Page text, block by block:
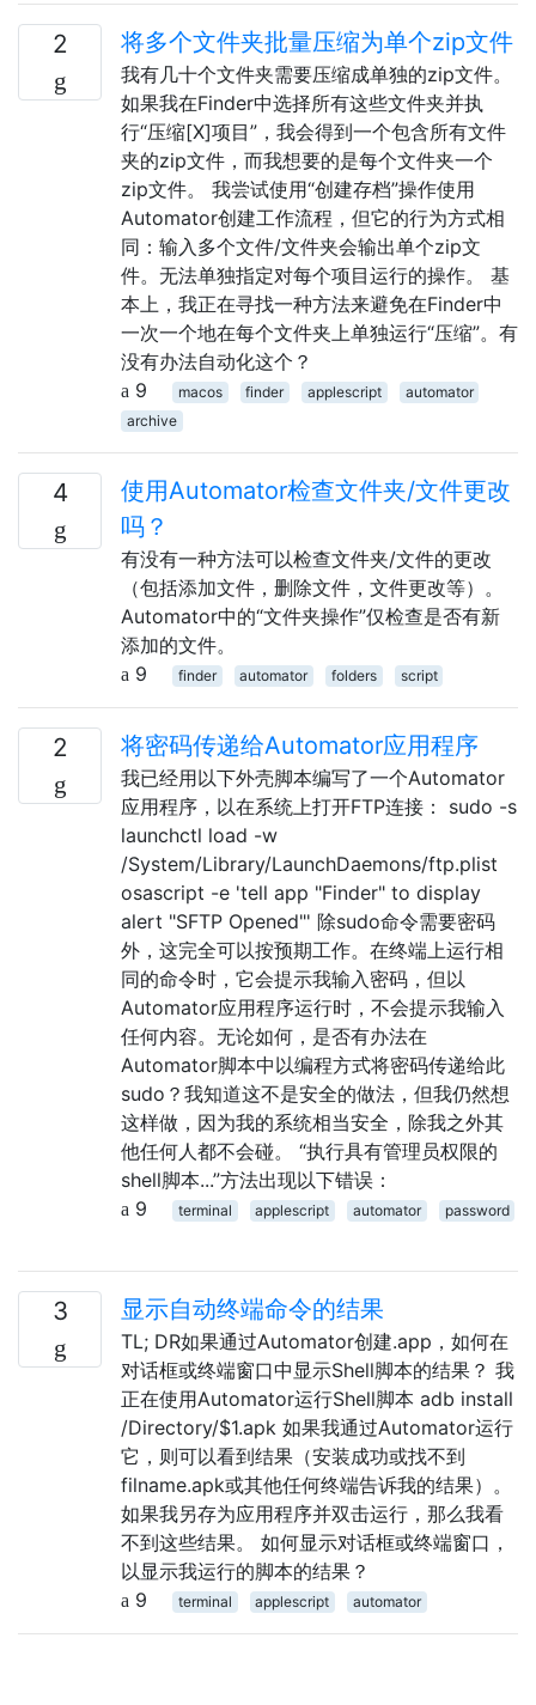
2 将多个文件夹批量压缩为单个zip文件
我有几十个文件夹需要压缩成单独的zip文件。
如果我在Finder中选择所有这些文件夹并执
行“压缩[X]项目”，我会得到一个包含所有文件
夹的zip文件，而我想要的是每个文件夹一个
zip文件。 我尝试使用“创建存档”操作使用
Automator创建工作流程，但它的行为方式相
同：输入多个文件/文件夹会输出单个zip文
件。无法单独指定对每个项目运行的操作。 基
本上，我正在寻找一种方法来避免在Finder中
一次一个地在每个文件夹上单独运行“压缩”。有
没有办法自动化这个？
9
macos finder applescript
automator
archive
4
使用Automator检查文件夹/文件更改
吗？
有没有一种方法可以检查文件夹/文件的更改
（包括添加文件，删除文件，文件更改等）。
Automator中的“文件夹操作”仅检查是否有新
添加的文件。
9
finder automator folders script
2 将密码传递给Automator应用程序
我已经用以下外壳脚本编写了一个Automator
应用程序，以在系统上打开FTP连接： sudo -s
launchctl load -w
/System/Library/LaunchDaemons/ftp.plist
osascript -e 'tell app "Finder" to display
alert "SFTP Opened"' 除sudo命令需要密码
外，这完全可以按预期工作。在终端上运行相
同的命令时，它会提示我输入密码，但以
Automator应用程序运行时，不会提示我输入
任何内容。无论如何，是否有办法在
Automator脚本中以编程方式将密码传递给此
sudo？我知道这不是安全的做法，但我仍然想
这样做，因为我的系统相当安全，除我之外其
他任何人都不会碰。 “执行具有管理员权限的
shell脚本...”方法出现以下错误：
9
terminal applescript automator password
3 显示自动终端命令的结果
TL; DR如果通过Automator创建.app，如何在
对话框或终端窗口中显示Shell脚本的结果？ 我
正在使用Automator运行Shell脚本 adb install
/Directory/$1.apk 如果我通过Automator运行
它，则可以看到结果（安装成功或找不到
filname.apk或其他任何终端告诉我的结果）。
如果我另存为应用程序并双击运行，那么我看
不到这些结果。 如何显示对话框或终端窗口，
以显示我运行的脚本的结果？
9
terminal applescript automator